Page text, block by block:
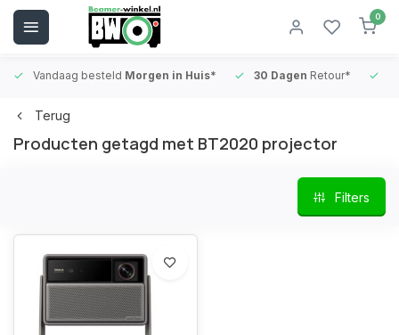
0
Vandaag besteld Morgen in Huis* 30 Dagen Retour*
Terug
Producten getagd met BT2020 projector
Filters